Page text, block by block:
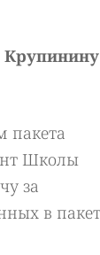
пакета
Школы
за
в пакет